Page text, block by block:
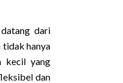
dari
tidak hanya
kecil yang
dan